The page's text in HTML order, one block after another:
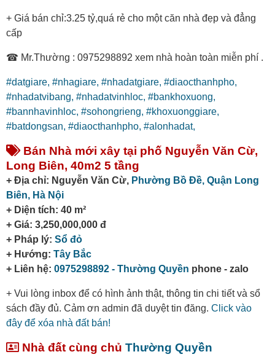
+ Giá bán chỉ:3.25 tỷ,quá rẻ cho một căn nhà đẹp và đẳng
cấp
☎ Mr.Thường : 0975298892 xem nhà hoàn toàn miễn phí .
#datgiare, #nhagiare, #nhadatgiare, #diaocthanhpho,
#nhadatvibang, #nhadatvinhloc, #bankhoxuong,
#bannhavinhloc, #sohongrieng, #khoxuonggiare,
#batdongsan, #diaocthanhpho, #alonhadat,
Bán Nhà mới xây tại phố Nguyễn Văn Cừ,
Long Biên, 40m2 5 tầng
+ Địa chỉ: Nguyễn Văn Cừ, Phường Bồ Đề, Quận Long
Biên, Hà Nội
+ Diện tích: 40 m²
+ Giá: 3,250,000,000 đ
+ Pháp lý: Sổ đỏ
+ Hướng: Tây Bắc
+ Liên hệ: 0975298892 - Thường Quyền phone - zalo
+ Vui lòng inbox để có hình ảnh thật, thông tin chi tiết và sổ
sách đầy đủ. Cảm ơn admin đã duyệt tin đăng. Click vào
đây để xóa nhà đất bán!
Nhà đất cùng chủ Thường Quyền